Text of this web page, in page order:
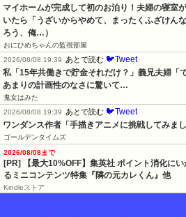
マイホームが完成して初のお泊り！夫婦の寝室
いたら「うざいからやめて、まったくふざけん
ろう、俺…）
おにひめちゃんの監視部屋
2026/08/08 19:39
あとで読む 🐦Tweet
私「15年共働きで貯金それだけ？」義兄夫婦「
あまりの計画性のなさに驚いて…
鬼女はみた
2026/08/08 19:39
あとで読む 🐦Tweet
ワンダンス作者「手描きアニメに挑戦してみまし
ゴールデンタイムズ
2026/08/08まで
[PR] 【最大10%OFF】集英社 ポイント消化に
るミニコンテンツ特集『隣の元カレくん』他
Kindleストア